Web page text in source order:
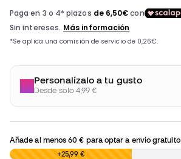
Personalízalo a tu gusto
Desde solo 4,99 €
Añade al menos60 € para optar a envío gratuito
0,00 € +25,99 €